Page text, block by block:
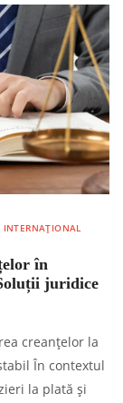
INTERNAȚIONAL
în
juridice
creanțelor la
În contextul
la plată și